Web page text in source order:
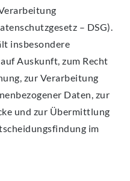
– DSG).
insbesondere
Auskunft, zum Recht
zur Verarbeitung
Daten, zur
und zur Übermittlung
im